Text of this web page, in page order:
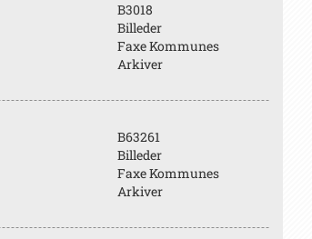
B3018
Billeder
Faxe Kommunes
Arkiver
B63261
Billeder
Faxe Kommunes
Arkiver